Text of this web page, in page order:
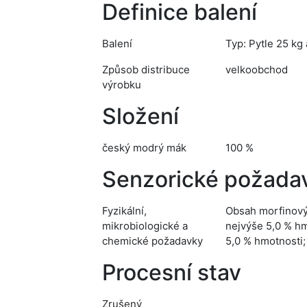
Definice balení
Balení
Typ: Pytle 25 kg
Způsob distribuce
výrobku
velkoobchod
Složení
český modrý mák 100 %
Senzorické
Fyzikální,
mikrobiologické a
chemické požadavky
Obsah
nejvýše 5,0 %
5,0 %
Procesní stav
Zrušený